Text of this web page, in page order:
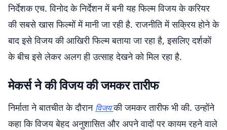
निर्देशक एच. विनोद के निर्देशन में बनी यह फिल्म विजय के करियर
की सबसे खास फिल्मों में मानी जा रही है. राजनीति में सक्रिय होने के
बाद इसे विजय की आखिरी फिल्म बताया जा रहा है, इसलिए दर्शकों
के बीच इसे लेकर अलग ही उत्साह देखने को मिल रहा है.
मेकर्स ने की विजय की जमकर तारीफ
निर्माता ने बातचीत के दौरान विजयकी जमकर तारीफ भी की. उन्होंने
कहा कि विजय बेहद अनुशासित और अपने वादों पर कायम रहने वाले